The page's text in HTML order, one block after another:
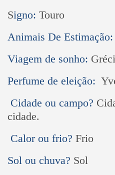
Signo: Touro
Animais De Estimação:
Viagem de sonho:
Perfume de eleição:
Cidade ou campo?
cidade.
Calor ou frio? Frio
Sol ou chuva? Sol